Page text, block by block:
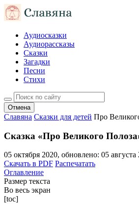
Аудиосказки
Аудиорассказы
Сказки
Загадки
Песни
Стихи
Отмена
Славяна Сказки для детей Про
Сказка «Про Великого
05 октября 2020, обновлено: 05 августа
Скачать в PDF Распечатать
Оглавление
Размер текста
Во весь экран
[toc]